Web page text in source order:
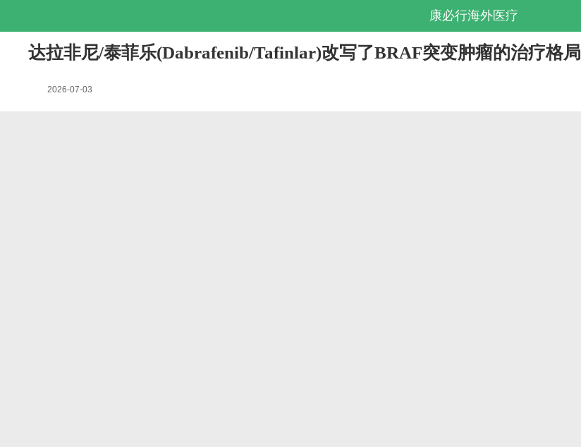
康必行海外医疗
达拉非尼/泰菲乐(Dabrafenib/Tafinlar)改写了BRAF突变肿瘤的治疗格局
2026-07-03